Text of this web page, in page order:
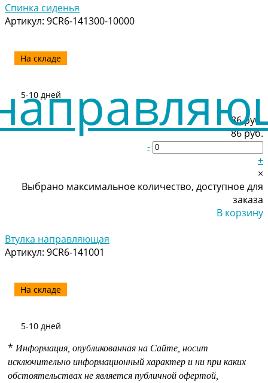
Спинка сиденья
Артикул: 9CR6-141300-10000
На складе
5-10 дней
86 руб.
86 руб.
-
+
×
Выбрано максимальное количество, доступное для
заказа
В корзину
Втулка направляющая
Артикул: 9CR6-141001
На складе
5-10 дней
* Информация, опубликованная на Сайте, носит
исключительно информационный характер и ни при каких
обстоятельствах не является публичной офертой,